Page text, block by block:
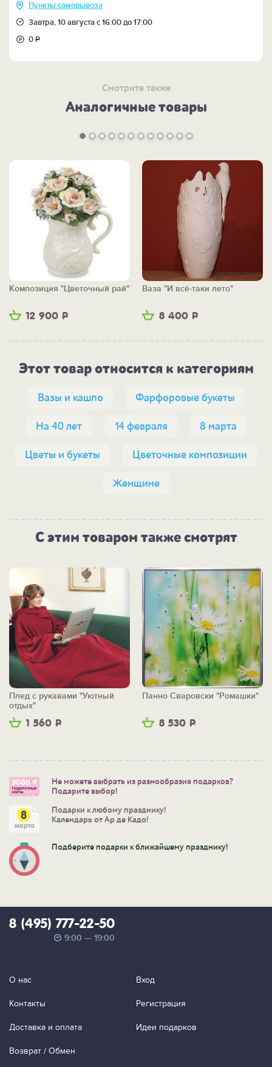
Пункты самовывоза
Завтра, 10 августа с 16:00 до 17:00
0Р
Смотрите также
Аналогичные товары
12 900 Р
Композиция "Цветочный рай"
8 400 Р
Ваза "И всё-таки лето"
Этот товар относится к категориям
Вазы и кашпо Фарфоровые букеты
На 40 лет 14 февраля 8 марта
Цветы и букеты Цветочные композиции
Женщине
С этим товаром также смотрят
1 560 Р
Плед с рукавами "Уютный
отдых"
8 530 Р
Панно Сваровски "Ромашки"
Не можете выбрать из разнообразия подарков?
Подарите выбор!
Подарки к любому празднику!
Календарь от Ар де Кадо!
Подберите подарки к ближайшему празднику!
8 (495) 777-22-50
9:00 — 19:00
О нас
Контакты
Доставка и оплата
Возврат / Обмен
Вход
Регистрация
Идеи подарков